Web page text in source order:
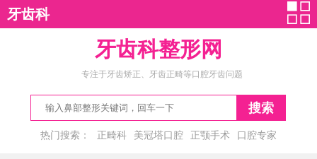
牙齿科整形网
专注于牙齿矫正、牙齿正畸等口腔牙齿问题
搜索
热门搜索： 正畸科 美冠塔口腔 正颚手术
口腔专家
牙齿科